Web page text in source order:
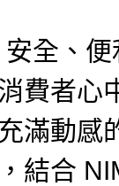
全、便
費者心
滿動感
結合